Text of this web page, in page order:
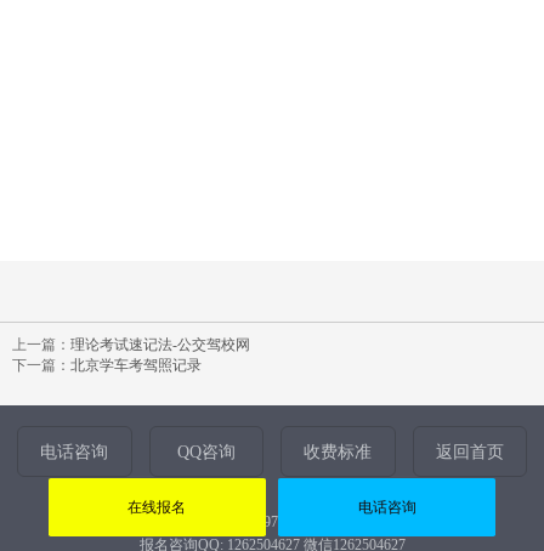
上一篇： 理论考试速记法-公交驾校网
下一篇： 北京学车考驾照记录
电话咨询 QQ咨询 收费标准 返回首页
报名热线：010-59799482、51287826
报名咨询QQ: 1262504627 微信1262504627
在线报名 电话咨询